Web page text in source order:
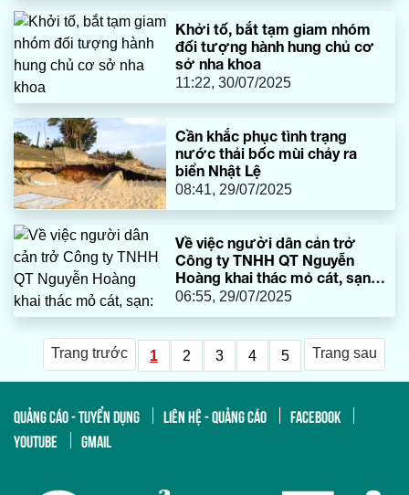
Khởi tố, bắt tạm giam nhóm
đối tượng hành hung chủ cơ
sở nha khoa
11:22, 30/07/2025
Cần khắc phục tình trạng
nước thải bốc mùi chảy ra
biển Nhật Lệ
08:41, 29/07/2025
Về việc người dân cản trở
Công ty TNHH QT Nguyễn
Hoàng khai thác mỏ cát, sạn:
Cần đối thoại để tháo gỡ
06:55, 29/07/2025
Trang trước 1 2 3 4 5 Trang sau
QUẢNG CÁO - TUYỂN DỤNG LIÊN HỆ - QUẢNG CÁO
FACEBOOK
YOUTUBE
GMAIL